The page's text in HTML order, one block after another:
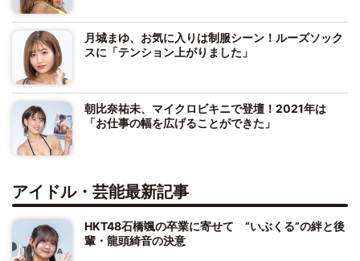
月城まゆ、お気に入りは制服シーン！ルーズソック
スに「テンション上がりました」
朝比奈祐未、マイクロビキニで登壇！2021年は
「お仕事の幅を広げることができた」
アイドル・芸能最新記事
HKT48石橋颯の卒業に寄せて “いぶくる”の絆と後
輩・龍頭綺音の決意